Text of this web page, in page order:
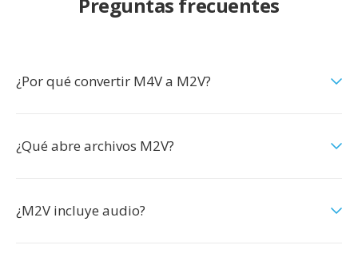
¿Por qué convertir M4V a M2V?
¿Qué abre archivos M2V?
¿M2V incluye audio?